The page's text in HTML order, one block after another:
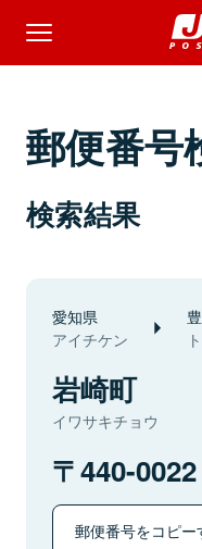
郵便番号
検索結果
愛知県
アイチケン
岩崎町
イワサキチョウ
440-0022
郵便番号をコピー